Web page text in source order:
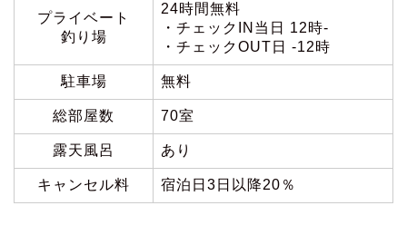
プライベート
釣り場
24時間無料
・チェックIN当日 12時-
・チェックOUT日 -12時
駐車場 無料
総部屋数 70室
露天風呂 あり
キャンセル料 宿泊日3日以降20％